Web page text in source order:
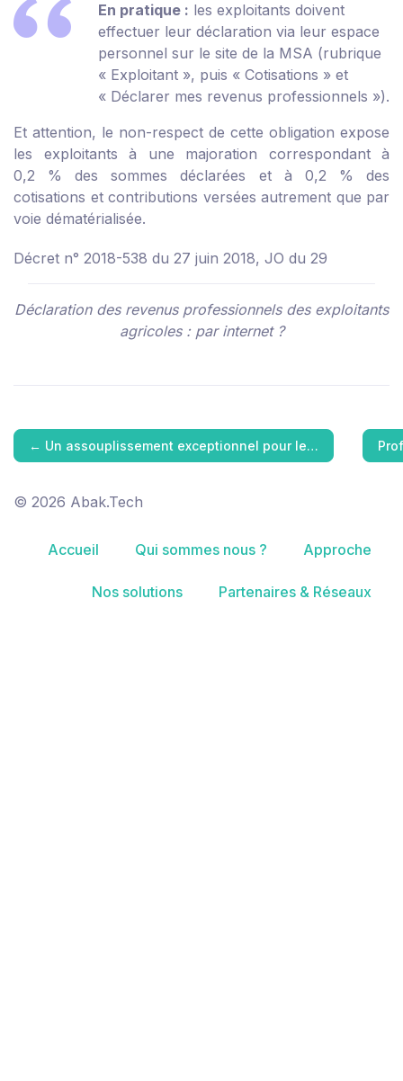
En pratique : les exploitants doivent
effectuer leur déclaration via leur espace
personnel sur le site de la MSA (rubrique
« Exploitant », puis « Cotisations » et
« Déclarer mes revenus professionnels »).
Et attention, le non-respect de cette obligation expose
les exploitants à une majoration correspondant à
0,2 % des sommes déclarées et à 0,2 % des
cotisations et contributions versées autrement que par
voie dématérialisée.
Décret n° 2018-538 du 27 juin 2018, JO du 29
Déclaration des revenus professionnels des exploitants
agricoles : par internet ?
← Un assouplissement exceptionnel pour le…
© 2026 Abak.Tech
Accueil Qui sommes nous ? Approche
Nos solutions Partenaires & Réseaux